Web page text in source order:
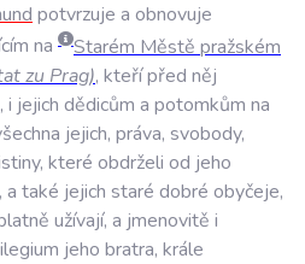
potvrzuje a obnovuje
na Starém Městě pražském
zu Prag), kteřípřed něj
, i jejich dědicům a potomkům na
jejich, práva, svobody,
, které obdrželi od jeho
, a také jejich staré dobré obyčeje,
užívají, a jmenovitě i
jeho bratra, krále